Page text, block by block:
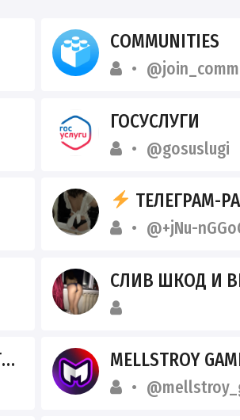
COMMUNITIES
ГОСУСЛУГИ
@gosuslugi
ТЕЛЕГРАМ-
@+jNu-
СЛИВ ШКОД И
MELLSTROY